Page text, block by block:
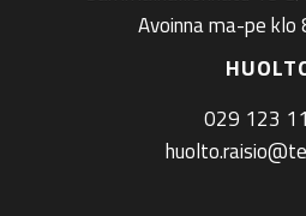
Avoinna ma-pe
029 123